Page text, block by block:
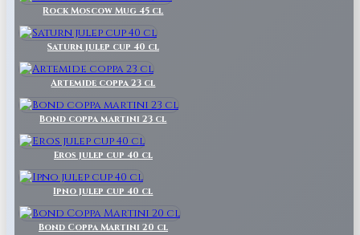
Rock Moscow Mug 45 cl
Saturn julep cup 40 cl
Artemide coppa 23 cl
Bond coppa martini 23 cl
Eros julep cup 40 cl
Ipno julep cup 40 cl
Bond Coppa Martini 20 cl